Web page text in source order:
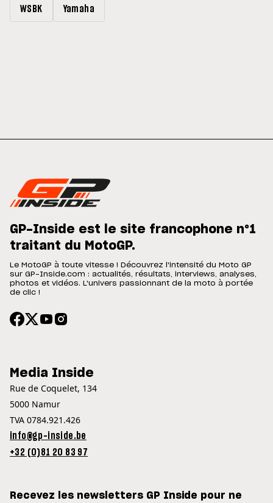
WSBK Yamaha
GP-Inside est le site francophone n°1
traitant du MotoGP.
Le MotoGP à toute vitesse ! Découvrez l'intensité du Moto GP
sur GP-Inside.com : actualités, résultats, interviews, analyses,
photos et vidéos. L'univers passionnant de la moto à portée
de clic !
Media Inside
Rue de Coquelet, 134
5000 Namur
TVA 0784.921.426
info@gp-inside.be
+32 (0)81 20 83 97
Recevez les newsletters GP Inside pour ne